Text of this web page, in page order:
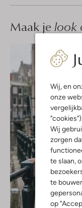
Wij, en
onze
"cookies").
Wij
zorgen
te slaan,
te
op
Maak je look